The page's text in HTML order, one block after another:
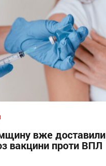
вже доставили
вакцини проти ВПЛ